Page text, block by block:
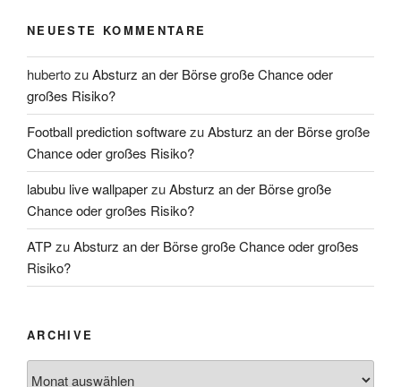
NEUESTE KOMMENTARE
hubertozuAbsturz an der Börse große Chance oder
großes Risiko?
Football prediction softwarezuAbsturz an der Börse große
Chance oder großes Risiko?
labubu live wallpaperzuAbsturz an der Börse große
Chance oder großes Risiko?
ATPzuAbsturz an der Börse große Chance oder großes
Risiko?
ARCHIVE